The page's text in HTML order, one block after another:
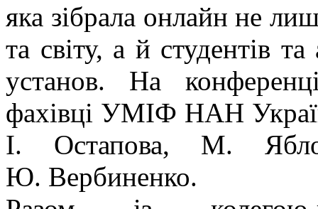
яка зібрала онлайн не
та світу, а й студентів
установ. На
фахівці УМІФ НАН
І. Остапова, М.
Ю. Вербиненко.